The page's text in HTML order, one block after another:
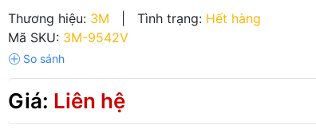
Thương hiệu: 3M Tình trạng: Hết hàng
Mã SKU: 3M-9542V
Giá: Liên hệ